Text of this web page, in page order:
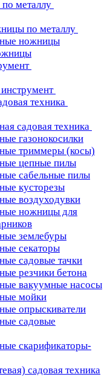
металлу
по металлу
ножницы
техника
садовая техника
газонокосилки
триммеры (косы)
цепные пилы
сабельные пилы
кусторезы
воздуходувки
ножницы для
землебуры
секаторы
садовые тачки
резчики бетона
вакуумные насосы
мойки
опрыскиватели
садовые
скарификаторы-
садовая техника